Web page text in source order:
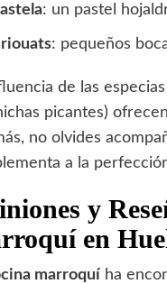
: un pastel
: pequeños
de las
picantes)
no olvides
a la
y
en
marroquí ha